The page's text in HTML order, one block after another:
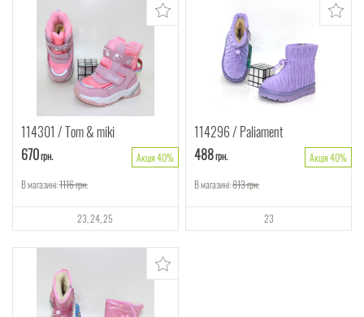
114301 Tom & miki
670грн.
Акція 40%
В магазині:1116грн.
23 24 25
114296 Paliament
488грн.
Акція 40%
В магазині:813грн.
23